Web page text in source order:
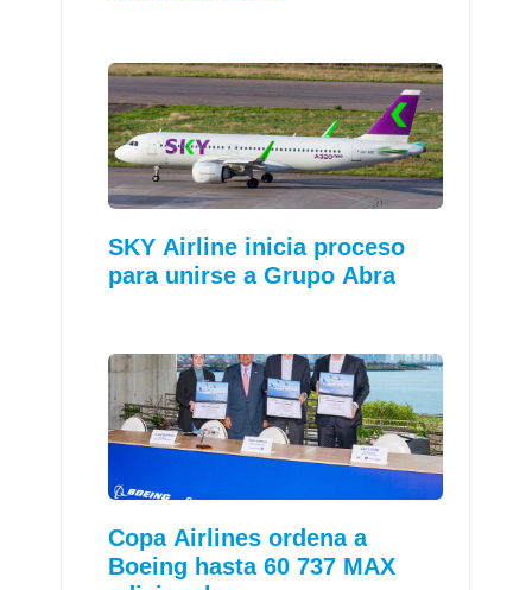
SKY Airline inicia proceso
para unirse a Grupo Abra
Copa Airlines ordena a
Boeing hasta 60 737 MAX